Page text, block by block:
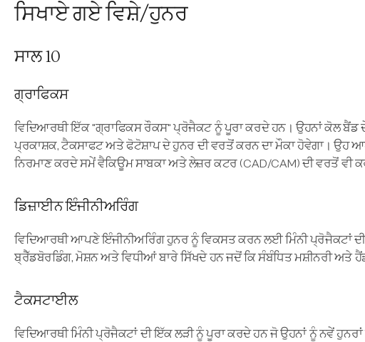
ਸਿਖਾਏ ਗਏ ਵਿਸ਼ੇ/ਹੁਨਰ
ਸਾਲ 10
ਗ੍ਰਾਫਿਕਸ
ਵਿਦਿਆਰਥੀ ਇੱਕ "ਗ੍ਰਾਫਿਕਸ ਰੌਕਸ" ਪ੍ਰੋਜੈਕਟ ਨੂੰ ਪੂਰਾ ਕਰਦੇ ਹਨ। ਉਹਨਾਂ ਕੋਲ
ਪ੍ਰਕਾਸ਼ਕ, ਟੈਕਸਾਫਟ ਅਤੇ ਫੋਟੋਸ਼ਾਪ ਦੇ ਹੁਨਰ ਦੀ ਵਰਤੋਂ ਕਰਨ ਦਾ ਮੌਕਾ ਹੋਵੇਗਾ। ਉਹ
ਨਿਰਮਾਣ ਕਰਦੇ ਸਮੇਂ ਵੈਕਿਊਮ ਸਾਬਕਾ ਅਤੇ ਲੇਜ਼ਰ ਕਟਰ (CAD/CAM) ਦੀ ਵਰਤੋਂ ਵੀ
ਡਿਜ਼ਾਈਨ ਇੰਜੀਨੀਅਰਿੰਗ
ਵਿਦਿਆਰਥੀ ਆਪਣੇ ਇੰਜੀਨੀਅਰਿੰਗ ਹੁਨਰ ਨੂੰ ਵਿਕਸਤ ਕਰਨ ਲਈ ਮਿੰਨੀ ਪ੍ਰੋਜੈਕਟਾਂ
ਬ੍ਰੈੱਡਬੋਰਡਿੰਗ, ਮੋਸ਼ਨ ਅਤੇ ਵਿਧੀਆਂ ਬਾਰੇ ਸਿੱਖਦੇ ਹਨ ਜਦੋਂ ਕਿ ਸੰਬੰਧਿਤ ਮਸ਼ੀਨਰੀ ਅਤੇ
ਟੈਕਸਟਾਈਲ
ਵਿਦਿਆਰਥੀ ਮਿੰਨੀ ਪ੍ਰੋਜੈਕਟਾਂ ਦੀ ਇੱਕ ਲੜੀ ਨੂੰ ਪੂਰਾ ਕਰਦੇ ਹਨ ਜੋ ਉਹਨਾਂ ਨੂੰ ਨਵੇਂ